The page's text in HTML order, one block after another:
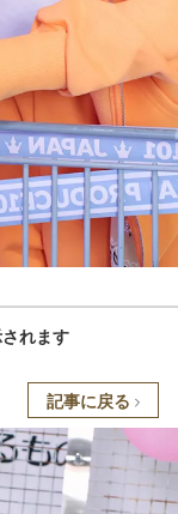
れます
記事に戻る